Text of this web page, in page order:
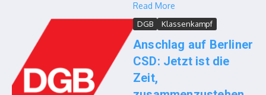
Read More
DGB Klassenkampf
Anschlag auf Berliner
CSD: Jetzt ist die
Zeit,